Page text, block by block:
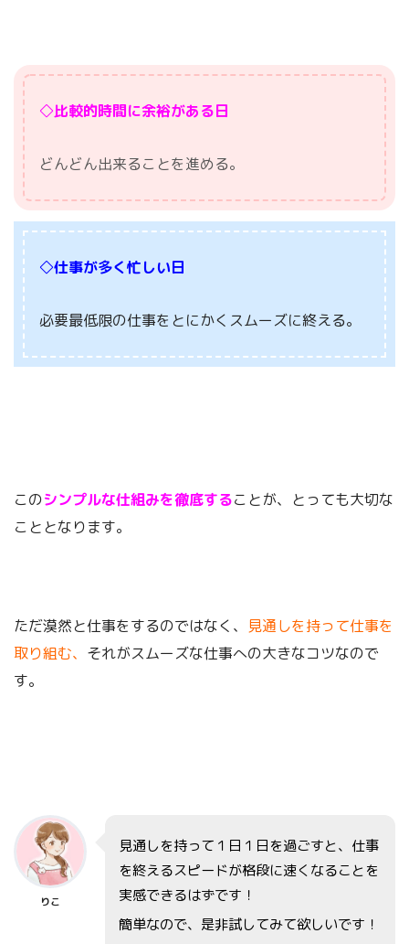
◇比較的時間に余裕がある日
どんどん出来ることを進める。
◇仕事が多く忙しい日
必要最低限の仕事をとにかくスムーズに終える。
このシンプルな仕組みを徹底することが、とっても大切な
こととなります。
ただ漠然と仕事をするのではなく、 見通しを持って仕事を
取り組む、 それがスムーズな仕事への大きなコツなので
す。
りこ
見通しを持って１日１日を過ごすと、仕事
を終えるスピードが格段に速くなることを
実感できるはずです！
簡単なので、是非試してみて欲しいです！